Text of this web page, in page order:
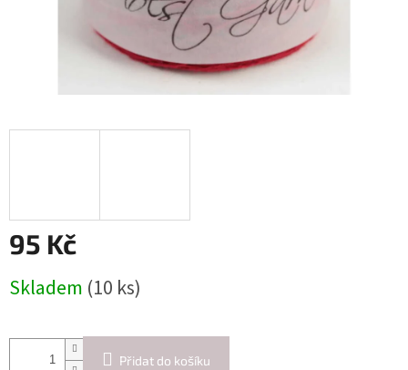
95 Kč
cena:
Skladem (10 ks)
Přidat do košíku